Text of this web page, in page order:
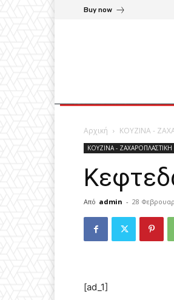
Buy now
Αρχική ΚΟΥΖΙΝΑ -
ΚΟΥΖΙΝΑ - ΖΑΧΑΡΟΠΛΑΣΤΙΚΗ
Από admin - 28
[ad_1]